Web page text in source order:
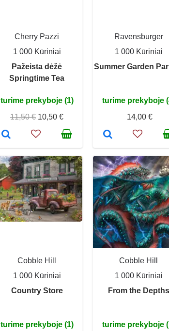
Cherry Pazzi
1 000 Kūriniai
Pažeista dėžė
Springtime Tea
turime prekyboje (1)
11,50 € 10,50 €
Ravensburger
1 000 Kūriniai
Summer Garden
turime prekyboje
14,00 €
Cobble Hill
1 000 Kūriniai
Country Store
turime prekyboje (1)
Cobble Hill
1 000 Kūriniai
From the Depths
turime prekyboje